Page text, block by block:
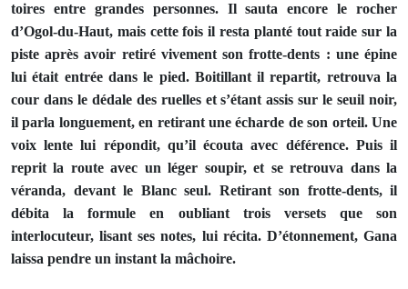
toires entre grandes personnes. Il sauta encore le rocher
d’Ogol-du-Haut, mais cette fois il resta planté tout raide sur la
piste après avoir retiré vivement son frotte-dents : une épine
lui était entrée dans le pied. Boitillant il repartit, retrouva la
cour dans le dédale des ruelles et s’étant assis sur le seuil noir,
il parla longuement, en retirant une écharde de son orteil. Une
voix lente lui répondit, qu’il écouta avec déférence. Puis il
reprit la route avec un léger soupir, et se retrouva dans la
véranda, devant le Blanc seul. Retirant son frotte-dents, il
débita la for­mule en oubliant trois versets que son
interlocuteur, lisant ses notes, lui récita. D’étonnement, Gana
laissa pendre un instant la mâchoire.